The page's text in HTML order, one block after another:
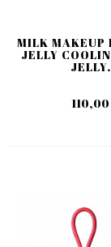
MILK MAKEUP
JELLY
110,00